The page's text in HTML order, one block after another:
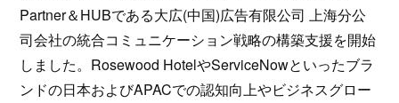
Partner＆HUBである大広(中国)広告有限公司 上海分公
司会社の統合コミュニケーション戦略の構築支援を開始
しました。Rosewood HotelやServiceNowといったブラ
ンドの日本およびAPACでの認知向上やビジネスグロー